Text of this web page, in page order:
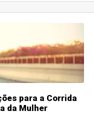
para a Corrida
da Mulher